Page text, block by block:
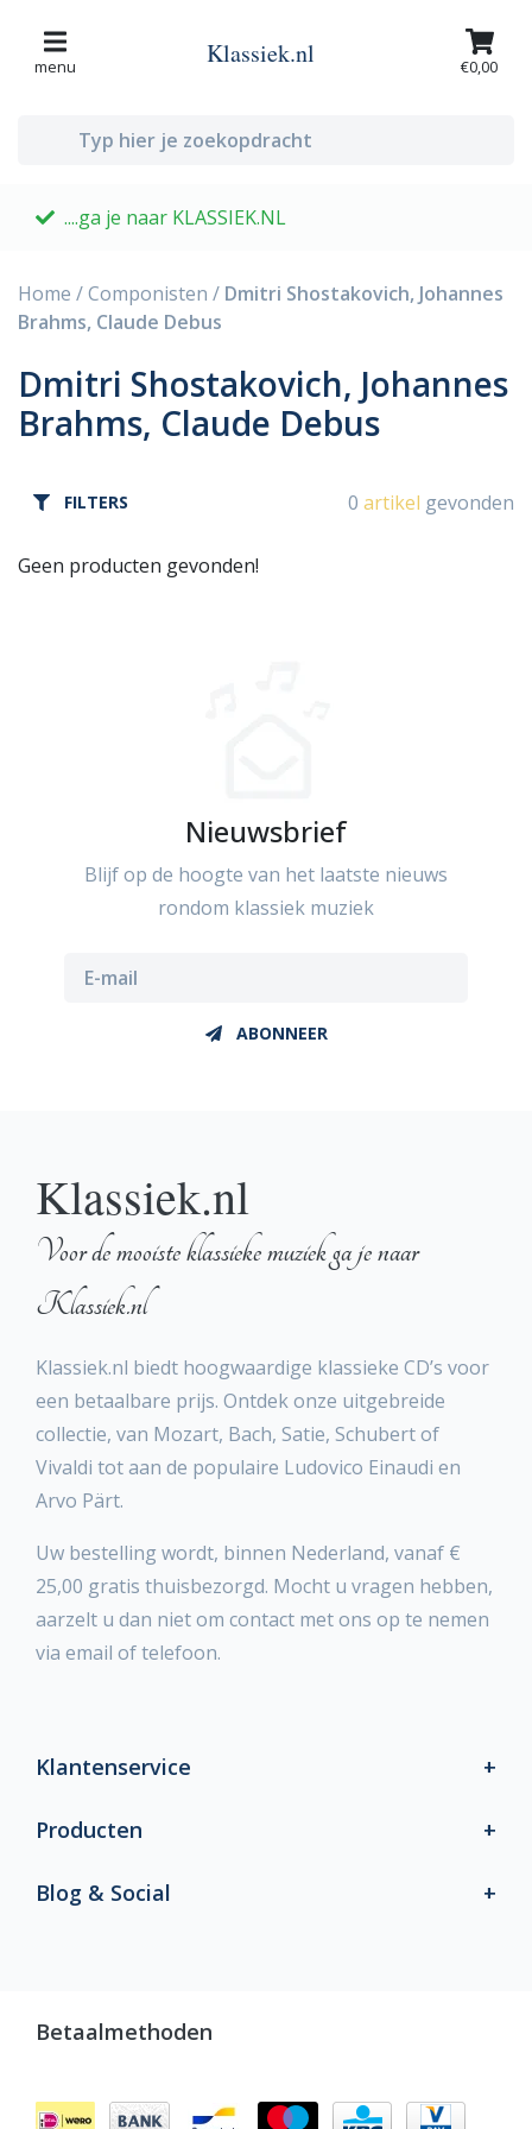
menu Klassiek.nl €0,00
....ga je naar KLASSIEK.NL
Home /Componisten / Dmitri Shostakovich, Johannes
Brahms, Claude Debus
Dmitri Shostakovich, Johannes
Brahms, Claude Debus
FILTERS 0 artikel gevonden
Geen producten gevonden!
Nieuwsbrief
Blijf op de hoogte van het laatste nieuws
rondom klassiek muziek
ABONNEER
Klassiek.nl
Voor de mooiste klassieke muziek ga je naar
Klassiek.nl
Klassiek.nl biedt hoogwaardige klassieke CD’s voor
een betaalbare prijs. Ontdek onze uitgebreide
collectie, van Mozart, Bach, Satie, Schubert of
Vivaldi tot aan de populaire Ludovico Einaudi en
Arvo Pärt.
Uw bestelling wordt, binnen Nederland, vanaf €
25,00 gratis thuisbezorgd. Mocht u vragen hebben,
aarzelt u dan niet om contact met ons op te nemen
via email of telefoon.
Klantenservice
Producten
Blog & Social
Betaalmethoden